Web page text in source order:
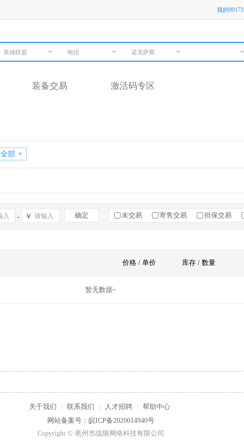
我的99173
英雄联盟 电信 诺克萨斯
装备交易 激活码专区
全部 ×
- ￥ 确定 未交易 寄售交易 担保交易
库存 / 数量
价格 / 单价
暂无数据~
关于我们 联系我们 人才招聘
帮助中心
网站备案号：皖ICP备2020014940号
Copyright © 亳州市战狼网络科技有限公司